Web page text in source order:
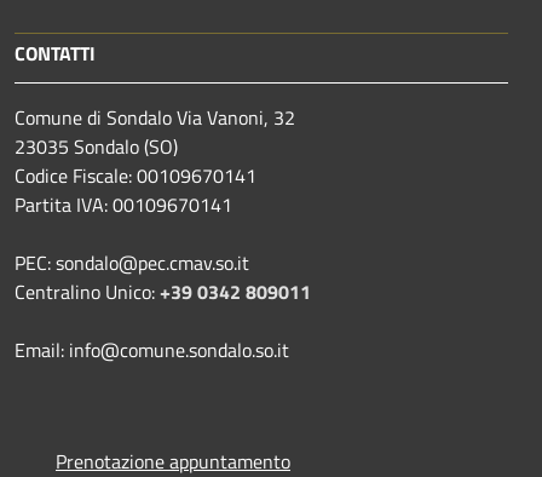
CONTATTI
Comune di Sondalo Via Vanoni, 32
23035 Sondalo (SO)
Codice Fiscale: 00109670141
Partita IVA: 00109670141
PEC: sondalo@pec.cmav.so.it
Centralino Unico:+39 0342 809011
Email: info@comune.sondalo.so.it
Prenotazione appuntamento